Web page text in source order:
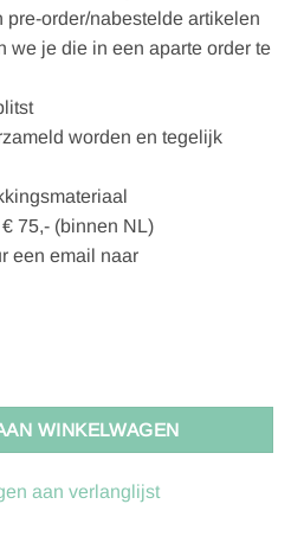
order/nabestelde artikelen
we je die in een aparte order te
worden en tegelijk
75,- (binnen NL)
een email naar
aantal
WINKELWAGEN
aan verlanglijst